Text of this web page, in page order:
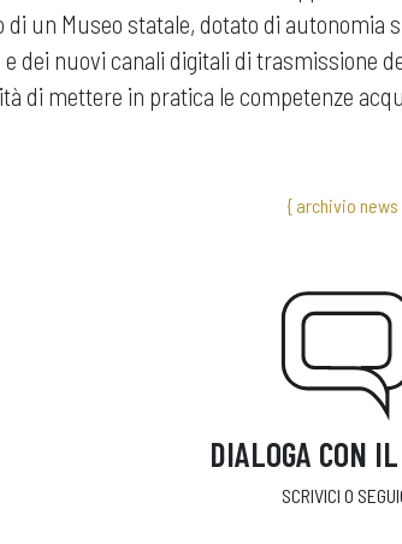
di un Museo statale, dotato di autonomia
e dei nuovi canali digitali di trasmissione
di mettere in pratica le competenze
{ archivio news
DIALOGA CON
SCRIVICI O